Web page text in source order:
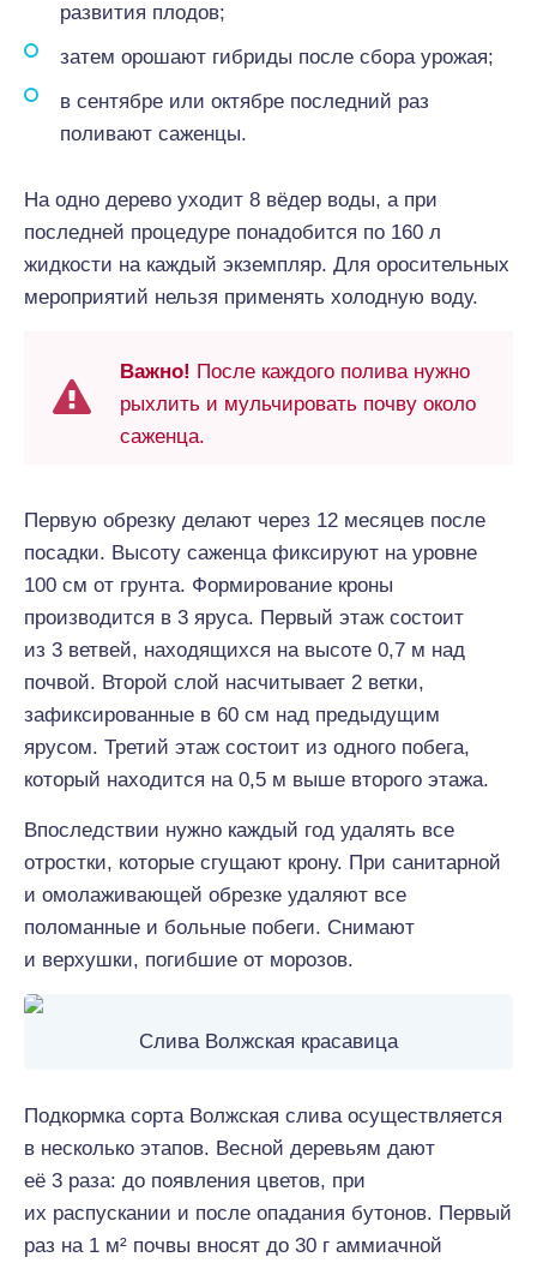
развития плодов;
затем орошают гибриды после сбора урожая;
в сентябре или октябре последний раз
поливают саженцы.
На одно дерево уходит 8 вёдер воды, а при
последней процедуре понадобится по 160 л
жидкости на каждый экземпляр. Для оросительных
мероприятий нельзя применять холодную воду.
Важно! После каждого полива нужно
рыхлить и мульчировать почву около
саженца.
Первую обрезку делают через 12 месяцев после
посадки. Высоту саженца фиксируют на уровне
100 см от грунта. Формирование кроны
производится в 3 яруса. Первый этаж состоит
из 3 ветвей, находящихся на высоте 0,7 м над
почвой. Второй слой насчитывает 2 ветки,
зафиксированные в 60 см над предыдущим
ярусом. Третий этаж состоит из одного побега,
который находится на 0,5 м выше второго этажа.
Впоследствии нужно каждый год удалять все
отростки, которые сгущают крону. При санитарной
и омолаживающей обрезке удаляют все
поломанные и больные побеги. Снимают
и верхушки, погибшие от морозов.
Слива Волжская красавица
Подкормка сорта Волжская слива осуществляется
в несколько этапов. Весной деревьям дают
её 3 раза: до появления цветов, при
их распускании и после опадания бутонов. Первый
раз на 1 м² почвы вносят до 30 г аммиачной